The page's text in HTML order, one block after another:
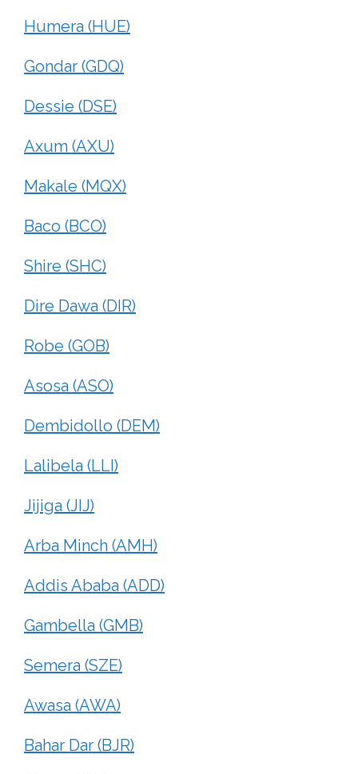
Humera (HUE)
Gondar (GDQ)
Dessie (DSE)
Axum (AXU)
Makale (MQX)
Baco (BCO)
Shire (SHC)
Dire Dawa (DIR)
Robe (GOB)
Asosa (ASO)
Dembidollo (DEM)
Lalibela (LLI)
Jijiga (JIJ)
Arba Minch (AMH)
Addis Ababa (ADD)
Gambella (GMB)
Semera (SZE)
Awasa (AWA)
Bahar Dar (BJR)